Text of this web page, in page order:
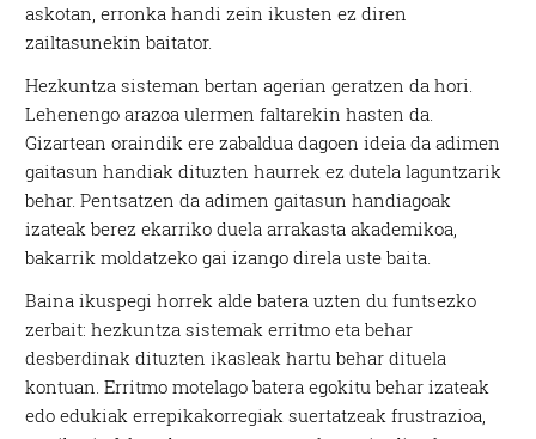
askotan, erronka handi zein ikusten ez diren
zailtasunekin baitator.
Hezkuntza sisteman bertan agerian geratzen da hori.
Lehenengo arazoa ulermen faltarekin hasten da.
Gizartean oraindik ere zabaldua dagoen ideia da adimen
gaitasun handiak dituzten haurrek ez dutela laguntzarik
behar. Pentsatzen da adimen gaitasun handiagoak
izateak berez ekarriko duela arrakasta akademikoa,
bakarrik moldatzeko gai izango direla uste baita.
Baina ikuspegi horrek alde batera uzten du funtsezko
zerbait: hezkuntza sistemak erritmo eta behar
desberdinak dituzten ikasleak hartu behar dituela
kontuan. Erritmo motelago batera egokitu behar izateak
edo edukiak errepikakorregiak suertatzeak frustrazioa,